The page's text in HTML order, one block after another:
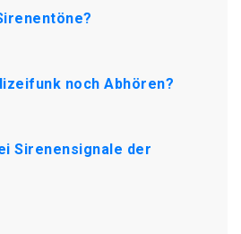
noch Abhören?
Sirenensignale der